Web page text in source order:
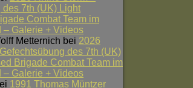
des 7th (UK) Light
Combat Team im
– Galerie + Videos
Metternich bei 2026
des 7th (UK)
Brigade Combat Team im
– Galerie + Videos
1991 Thomas Müntzer